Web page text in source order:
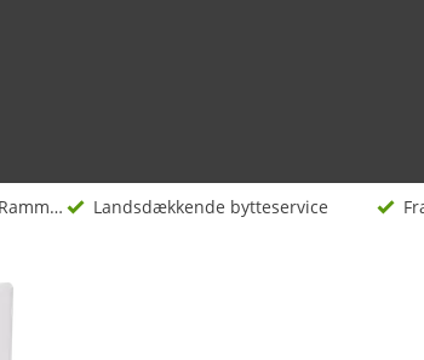
Rammer Landsdækkende bytteservice